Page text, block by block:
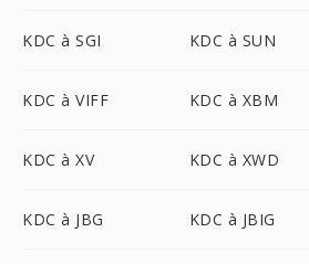
KDC à SGI KDC à SUN
KDC à VIFF KDC à XBM
KDC à XV KDC à XWD
KDC à JBG KDC à JBIG